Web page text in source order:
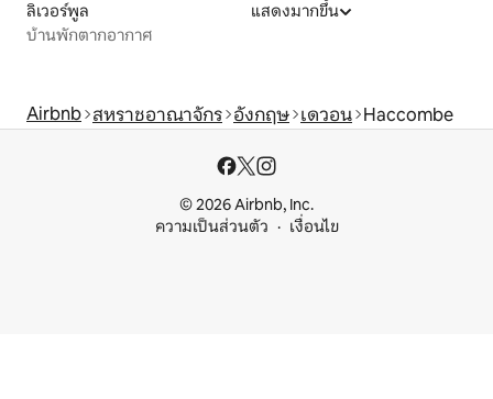
ลิเวอร์พูล
บ้านพักตากอากาศ
แสดงมากขึ้น
Airbnb สหราชอาณาจักร อังกฤษ เดวอน Haccombe
© 2026 Airbnb, Inc.
ความเป็นส่วนตัว
เงื่อนไข